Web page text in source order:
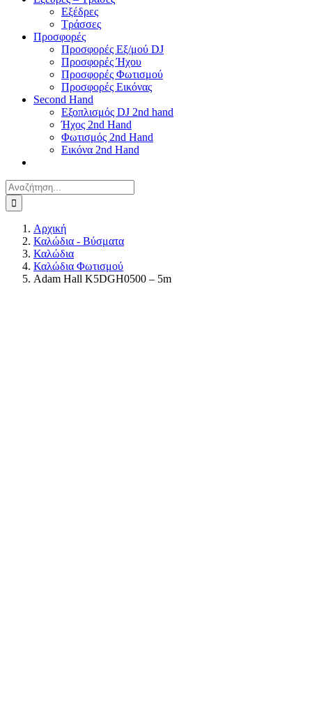
Εξέδρες
Τράσσες
Προσφορές
Προσφορές Εξ/μού DJ
Προσφορές Ήχου
Προσφορές Φωτισμού
Προσφορές Εικόνας
Second Hand
Εξοπλισμός DJ 2nd hand
Ήχος 2nd Hand
Φωτισμός 2nd Hand
Εικόνα 2nd Hand
Αναζήτηση
για:
Αρχική
Καλώδια - Βύσματα
Καλώδια
Καλώδια Φωτισμού
Adam Hall K5DGH0500 – 5m